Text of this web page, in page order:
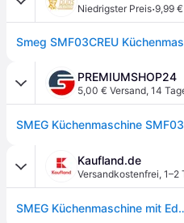
Niedrigster Preis·9,99
Smeg SMF03CREU
PREMIUMSHOP24
5,00 € Versand, 14
Kaufland.de
Versandkostenfrei, 1–2
SMEG